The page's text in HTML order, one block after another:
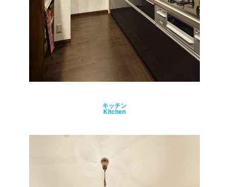
キッチン
Kitchen